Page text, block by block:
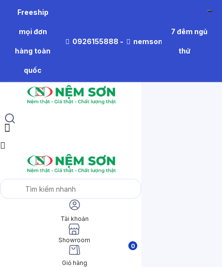
Freeship
mọi đơn
hàng toàn
quốc
0926155888 -
7 đêm ngủ
thử
Tài khoản
Showroom
0
Giỏ hàng